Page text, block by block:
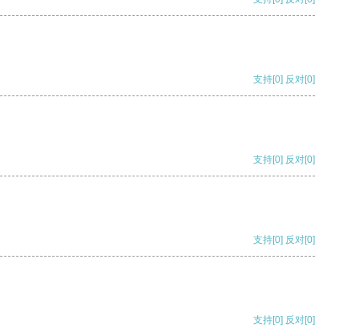
支持[0] 反对[0]
支持[0] 反对[0]
支持[0] 反对[0]
支持[0] 反对[0]